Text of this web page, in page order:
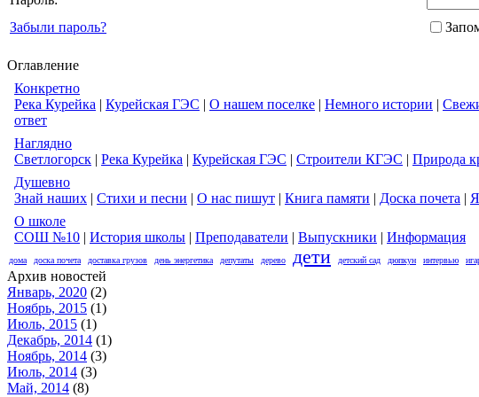
Забыли пароль?
Оглавление
Конкретно
Река Курейка | Курейская ГЭС | О нашем поселке | Немного истории |
ответ
Наглядно
Светлогорск | Река Курейка | Курейская ГЭС | Строители КГЭС | Природа
Душевно
Знай наших | Стихи и песни | О нас пишут | Книга памяти | Доска почета |
О школе
СОШ №10 | История школы | Преподаватели | Выпускники | Информация
дома доска почета доставка грузов день энергетика депутаты дерево дети детский сад дюпкун интервью
Архив новостей
Январь, 2020 (2)
Ноябрь, 2015 (1)
Июль, 2015 (1)
Декабрь, 2014 (1)
Ноябрь, 2014 (3)
Июль, 2014 (3)
Май, 2014 (8)